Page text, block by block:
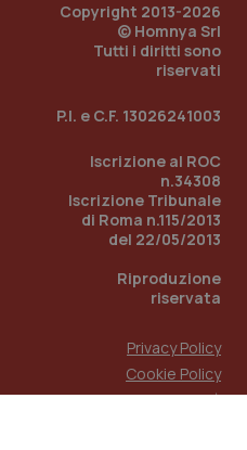
Copyright 2013-2026
© Homnya Srl
Tutti i diritti sono
riservati
P.I. e C.F. 13026241003
Iscrizione al ROC
n.34308
Iscrizione Tribunale
di Roma n.115/2013
del 22/05/2013
Riproduzione
riservata
Privacy Policy
Cookie Policy
Accessibilità